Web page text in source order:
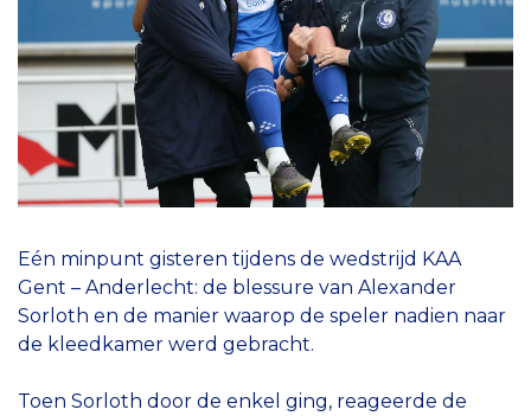
Eén minpunt gisteren tijdens de wedstrijd KAA
Gent – Anderlecht: de blessure van Alexander
Sorloth en de manier waarop de speler nadien naar
de kleedkamer werd gebracht.
Toen Sorloth door de enkel ging, reageerde de